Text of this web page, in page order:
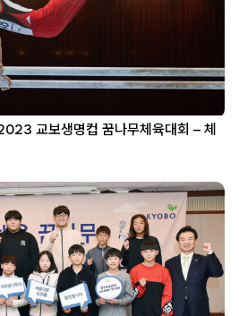
교보생명컵 꿈나무체육대회 – 체